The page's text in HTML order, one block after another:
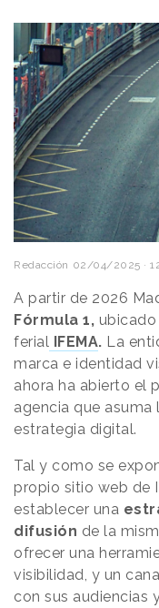
Redacción 02/04/2025 ·
A partir de 2026
Fórmula 1,
ferial IFEMA. La
marca e identidad
ahora ha abierto el
agencia que
estrategia digital.
Tal y como se
propio sitio web de
establecer una
difusión de la
ofrecer una
visibilidad, y un
con sus audiencias